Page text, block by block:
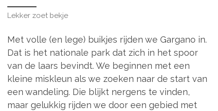
Lekker zoet bekje
Met volle (en lege) buikjes rijden we Gargano in.
Dat is het nationale park dat zich in het spoor
van de laars bevindt. We beginnen met een
kleine miskleun als we zoeken naar de start van
een wandeling. Die blijkt nergens te vinden,
maar gelukkig rijden we door een gebied met